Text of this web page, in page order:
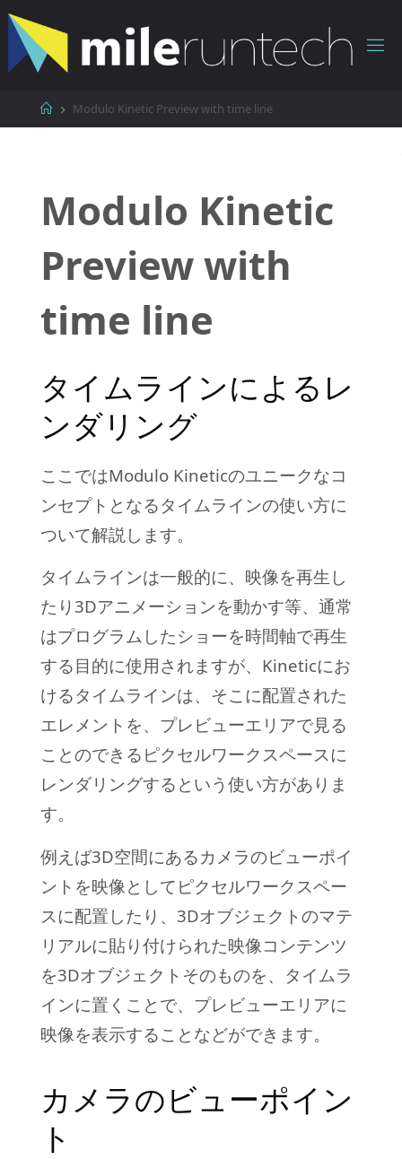
コ
ン
ホ
ー
Modulo Kinetic Preview with time line
Modulo Kinetic
Preview with
time line
タイムラインによるレ
ンダリング
ここではModulo Kineticのユニークなコ
ンセプトとなるタイムラインの使い方に
ついて解説します。
タイムラインは一般的に、映像を再生し
たり3Dアニメーションを動かす等、通常
はプログラムしたショーを時間軸で再生
する目的に使用されますが、Kineticにお
けるタイムラインは、そこに配置された
エレメントを、プレビューエリアで見る
ことのできるピクセルワークスペースに
レンダリングするという使い方がありま
す。
例えば3D空間にあるカメラのビューポイ
ントを映像としてピクセルワークスペー
スに配置したり、3Dオブジェクトのマテ
リアルに貼り付けられた映像コンテンツ
を3Dオブジェクトそのものを、タイムラ
インに置くことで、プレビューエリアに
映像を表示することなどができます。
カメラのビューポイン
ト